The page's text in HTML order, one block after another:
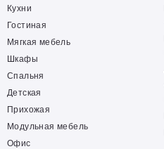
Кухни
Гостиная
Мягкая мебель
Шкафы
Спальня
Детская
Прихожая
Модульная мебель
Офис